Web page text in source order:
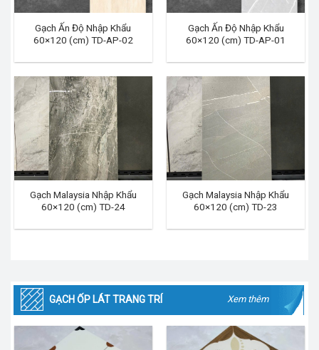
Gạch Ấn Độ Nhập Khẩu
60×120 (cm) TD-AP-02
Gạch Ấn Độ Nhập Khẩu
60×120 (cm) TD-AP-01
Gạch Malaysia Nhập Khẩu
60×120 (cm) TD-24
Gạch Malaysia Nhập Khẩu
60×120 (cm) TD-23
GẠCH ỐP LÁT TRANG TRÍ Xem thêm